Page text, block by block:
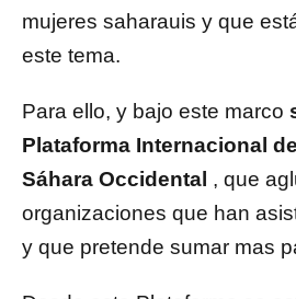
mujeres saharauis y que
este tema.
Para ello, y bajo este marco
Plataforma Internacional
Sáhara Occidental , que
organizaciones que han
y que pretende sumar mas